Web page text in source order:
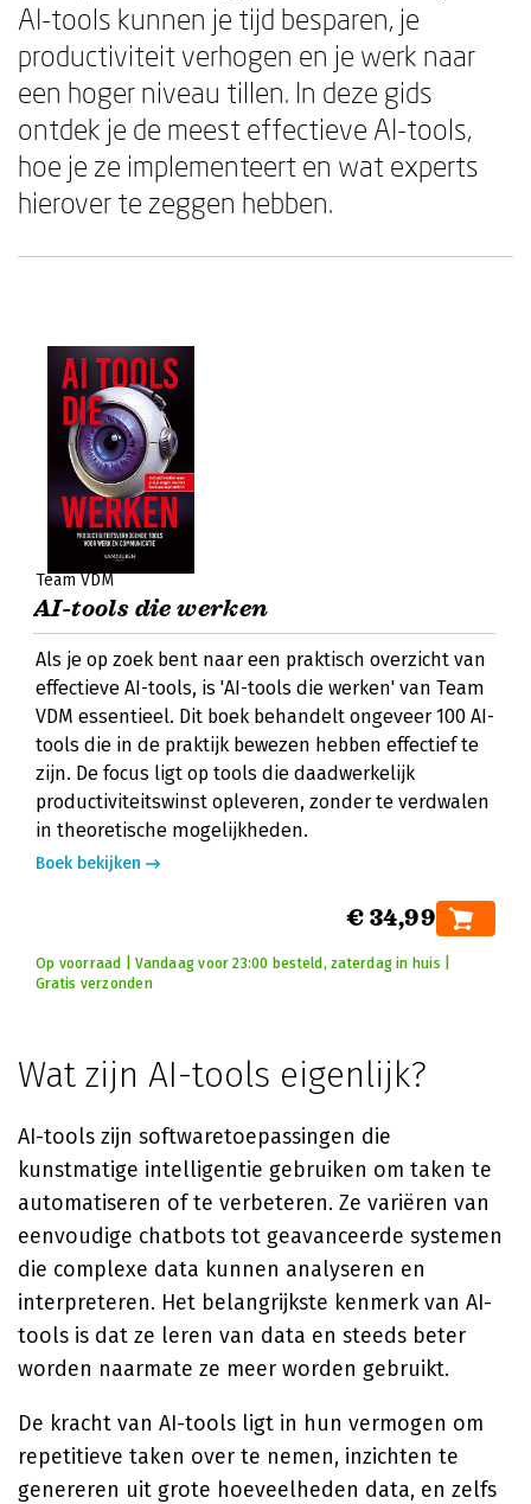
AI-tools kunnen je tijd besparen, je
productiviteit verhogen en je werk naar
een hoger niveau tillen. In deze gids
ontdek je de meest effectieve AI-tools,
hoe je ze implementeert en wat experts
hierover te zeggen hebben.
Team VDM
AI-tools die werken
Als je op zoek bent naar een praktisch overzicht van
effectieve AI-tools, is 'AI-tools die werken' van Team
VDM essentieel. Dit boek behandelt ongeveer 100 AI-
tools die in de praktijk bewezen hebben effectief te
zijn. De focus ligt op tools die daadwerkelijk
productiviteitswinst opleveren, zonder te verdwalen
in theoretische mogelijkheden.
Boek bekijken
€ 34,99
Op voorraad | Vandaag voor 23:00 besteld, zaterdag in huis |
Gratis verzonden
Wat zijn AI-tools eigenlijk?
AI-tools zijn softwaretoepassingen die
kunstmatige intelligentie gebruiken om taken te
automatiseren of te verbeteren. Ze variëren van
eenvoudige chatbots tot geavanceerde systemen
die complexe data kunnen analyseren en
interpreteren. Het belangrijkste kenmerk van AI-
tools is dat ze leren van data en steeds beter
worden naarmate ze meer worden gebruikt.
De kracht van AI-tools ligt in hun vermogen om
repetitieve taken over te nemen, inzichten te
genereren uit grote hoeveelheden data, en zelfs